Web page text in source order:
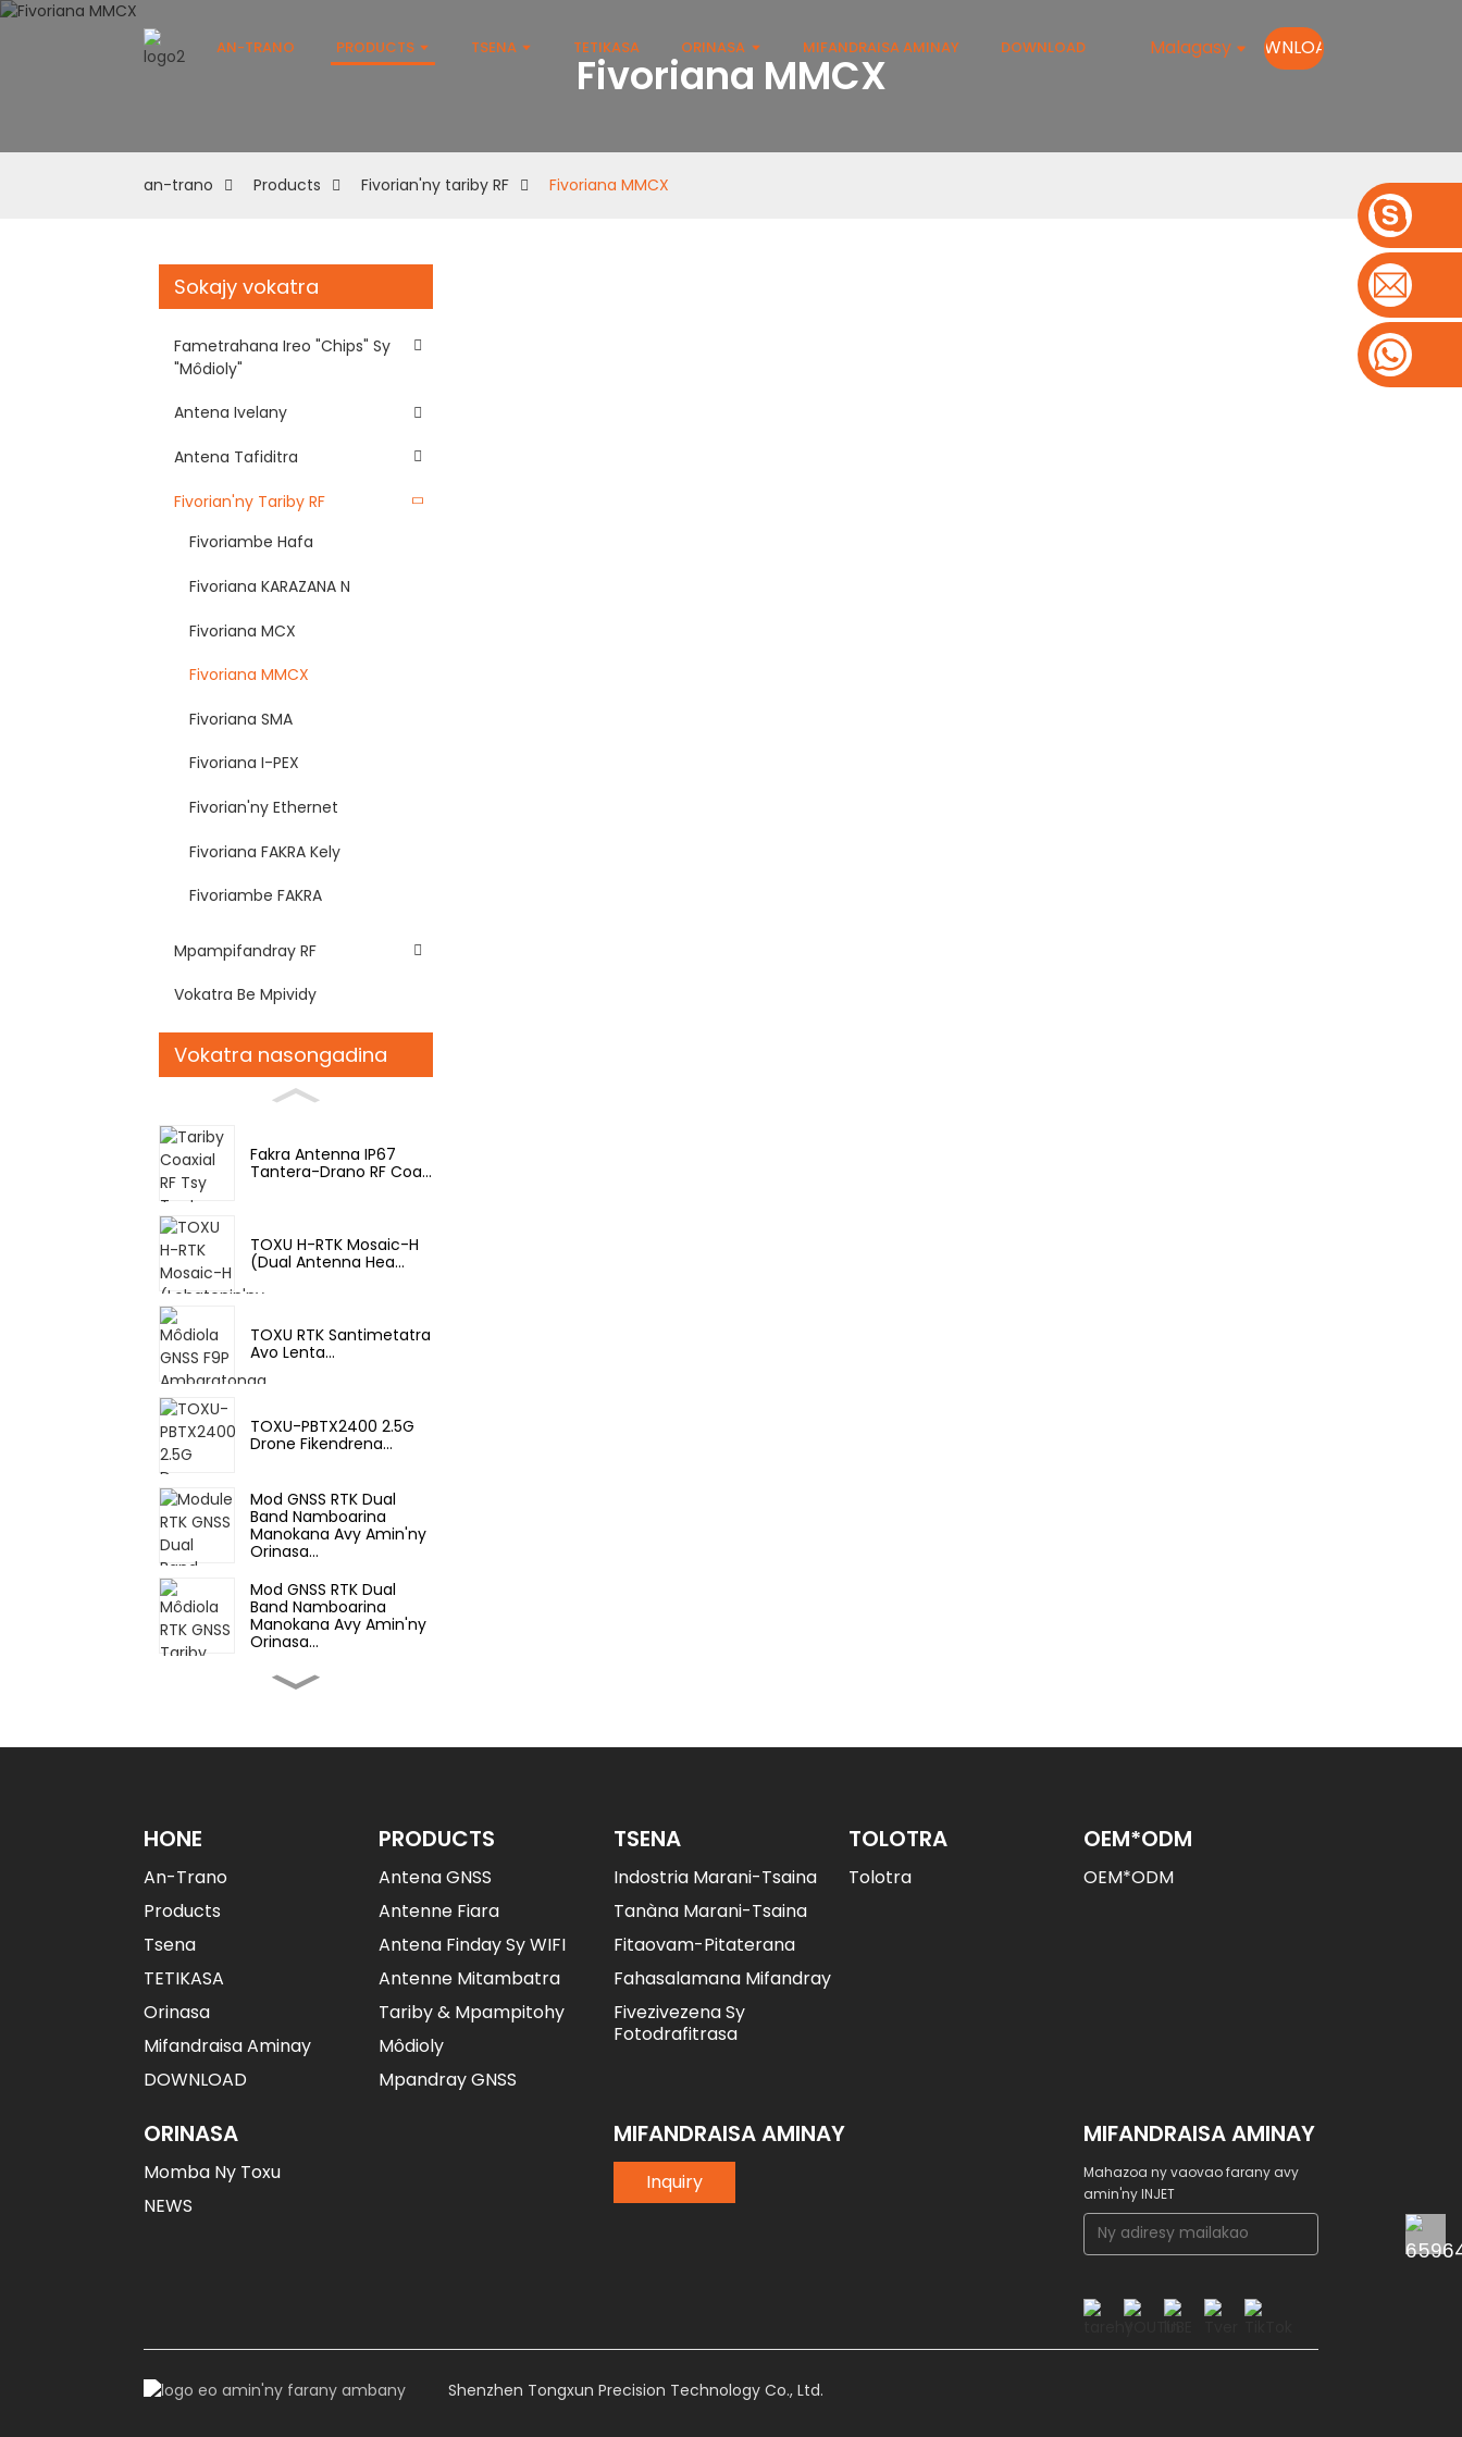
AN-TRANO PRODUCTS TSENA TETIKASA ORINASA MIFANDRAISA AMINAY DOWNLOAD Malagasy DOWNLOAD
Fivoriana MMCX
an-trano Products Fivorian'ny tariby RF Fivoriana MMCX
Sokajy vokatra
Fametrahana Ireo "chips" Sy
"môdioly"
Antena Ivelany
Antena Tafiditra
Fivorian'ny Tariby RF
Fivoriambe Hafa
Fivoriana KARAZANA N
Fivoriana MCX
Fivoriana MMCX
Fivoriana SMA
Fivoriana I-PEX
Fivorian'ny Ethernet
Fivoriana FAKRA Kely
Fivoriambe FAKRA
Mpampifandray RF
Vokatra Be Mpividy
Vokatra nasongadina
Fakra Antenna IP67
Tantera-Drano RF Coa...
TOXU H-RTK Mosaic-H
(Dual Antenna Hea...
TOXU RTK Santimetatra
Avo Lenta...
TOXU-PBTX2400 2.5G
Drone Fikendrena...
Mod GNSS RTK Dual
Band Namboarina
Manokana Avy Amin'ny
Orinasa...
Mod GNSS RTK Dual
Band Namboarina
Manokana Avy Amin'ny
Orinasa...
GNSS RT M20 Multi-
Môdiola Mpandray GNSS
GNSS Famaritana Avo
HONE
An-Trano
Products
Tsena
TETIKASA
Orinasa
Mifandraisa Aminay
DOWNLOAD
PRODUCTS
Antena GNSS
Antenne Fiara
Antena Finday Sy WIFI
Antenne Mitambatra
Tariby & Mpampitohy
Môdioly
Mpandray GNSS
TSENA
Indostria Marani-Tsaina
Tanàna Marani-Tsaina
Fitaovam-Pitaterana
Fahasalamana Mifandray
Fivezivezena Sy
Fotodrafitrasa
TOLOTRA
Tolotra
OEM*ODM
OEM*ODM
ORINASA
Momba Ny Toxu
NEWS
MIFANDRAISA AMINAY
Inquiry
MIFANDRAISA AMINAY
Mahazoa ny vaovao farany avy
amin'ny INJET
Shenzhen Tongxun Precision Technology Co., Ltd.